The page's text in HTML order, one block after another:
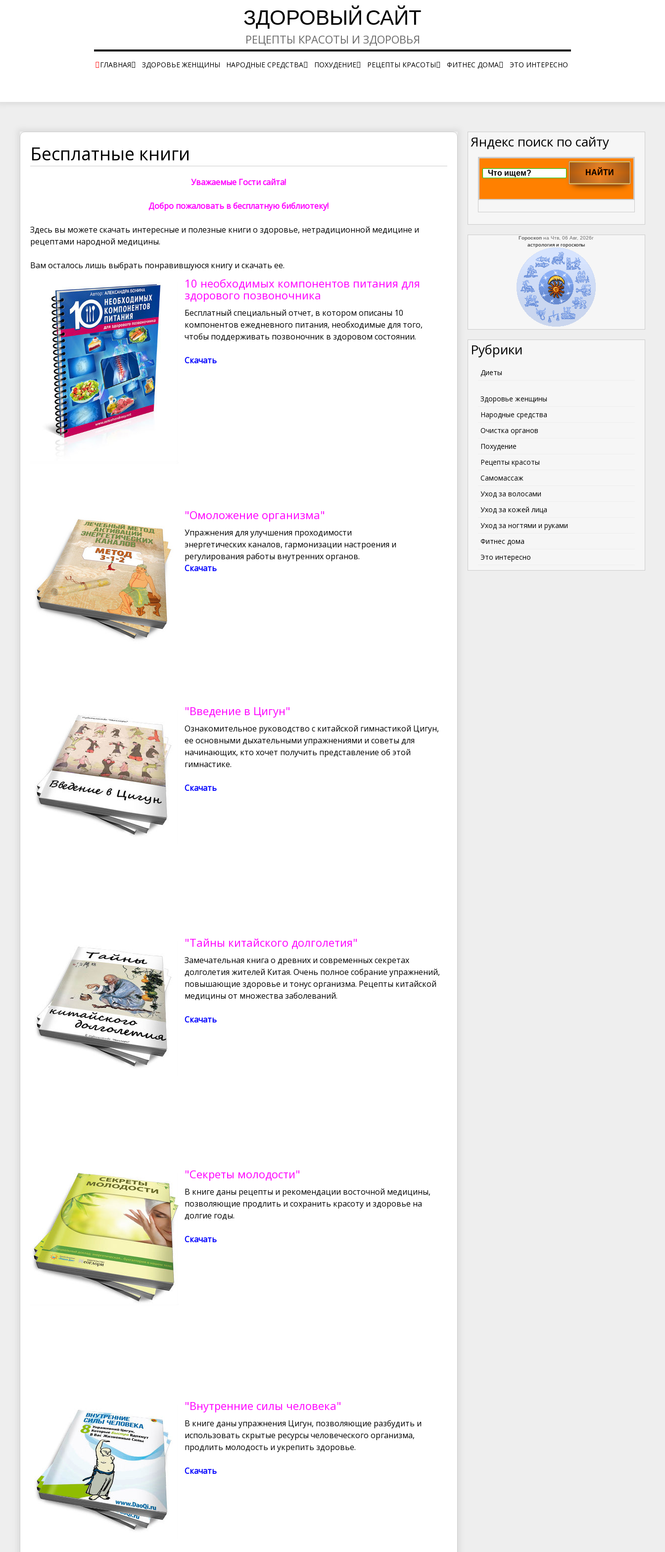
ЗДОРОВЫЙ САЙТ
РЕЦЕПТЫ КРАСОТЫ И ЗДОРОВЬЯ
ГЛАВНАЯ ЗДОРОВЬЕ ЖЕНЩИНЫ НАРОДНЫЕ СРЕДСТВА ПОХУДЕНИЕ РЕЦЕПТЫ КРАСОТЫ ФИТНЕС ДОМА ЭТО ИНТЕРЕСНО
Бесплатные книги
Уважаемые Гости сайта!
Добро пожаловать в бесплатную библиотеку!
Здесь вы можете скачать интересные и полезные книги о здоровье, нетрадиционной медицине и
рецептами народной медицины.
Вам осталось лишь выбрать понравившуюся книгу и скачать ее.
10 необходимых компонентов питания для
здорового позвоночника
Бесплатный специальный отчет, в котором описаны 10
компонентов ежедневного питания, необходимые для того,
чтобы поддерживать позвоночник в здоровом состоянии.
Скачать
"Омоложение организма"
Упражнения для улучшения проходимости
энергетических каналов, гармонизации настроения и
регулирования работы внутренних органов.
Скачать
"Введение в Цигун"
Ознакомительное руководство с китайской гимнастикой Цигун,
ее основными дыхательными упражнениями и советы для
начинающих, кто хочет получить представление об этой
гимнастике.
Скачать
"Тайны китайского долголетия"
Замечательная книга о древних и современных секретах
долголетия жителей Китая. Очень полное собрание упражнений,
повышающие здоровье и тонус организма. Рецепты китайской
медицины от множества заболеваний.
Скачать
"Секреты молодости"
В книге даны рецепты и рекомендации восточной медицины,
позволяющие продлить и сохранить красоту и здоровье на
долгие годы.
Скачать
"Внутренние силы человека"
В книге даны упражнения Цигун, позволяющие разбудить и
использовать скрытые ресурсы человеческого организма,
продлить молодость и укрепить здоровье.
Скачать
Яндекс поиск по сайту
Гороскоп на Чтв, 06 Авг, 2026г
астрология и гороскопы
Рубрики
Диеты
Здоровье женщины
Народные средства
Очистка органов
Похудение
Рецепты красоты
Самомассаж
Уход за волосами
Уход за кожей лица
Уход за ногтями и руками
Фитнес дома
Это интересно